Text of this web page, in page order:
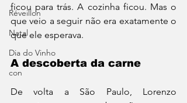
Réveillon
Natal
Dia do Vinho
con
ficou para trás. A cozinha ficou. Mas o
que veio a seguir não era exatamente o
que ele esperava.
A descoberta da carne
De volta a São Paulo, Lorenzo